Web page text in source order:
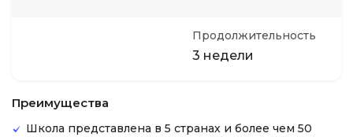
Продолжительность
3 недели
Преимущества
Школа представлена в 5 странах и более чем 50